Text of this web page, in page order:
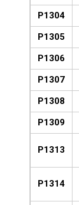
P1304
P1305
P1306
P1307
P1308
P1309
P1313
P1314